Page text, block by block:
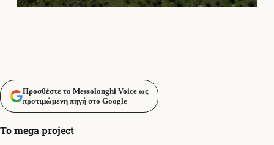
Προσθέστε το Messolonghi Voice ως
προτιμώμενη πηγή στο Google
Το mega project